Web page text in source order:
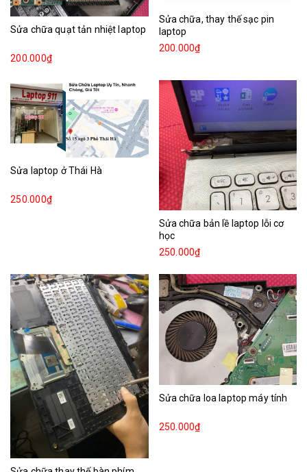
Sửa chữa quạt tản nhiệt laptop
200.000₫
Sửa chữa, thay thế sạc pin
laptop
200.000₫
Sửa laptop ở Thái Hà
250.000₫
Sửa chữa bản lề laptop lỗi cơ
học
250.000₫
Sửa chữa loa laptop máy tính
250.000₫